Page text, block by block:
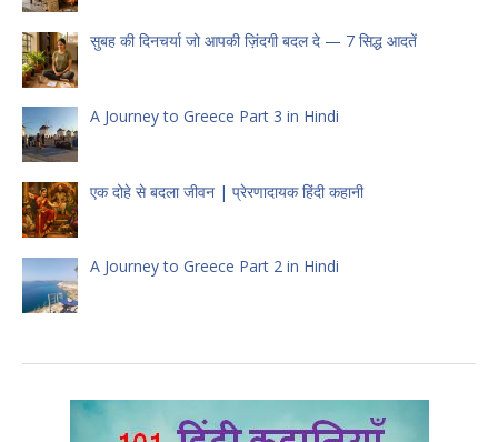
सुबह की दिनचर्या जो आपकी ज़िंदगी बदल दे — 7 सिद्ध आदतें
A Journey to Greece Part 3 in Hindi
एक दोहे से बदला जीवन | प्रेरणादायक हिंदी कहानी
A Journey to Greece Part 2 in Hindi